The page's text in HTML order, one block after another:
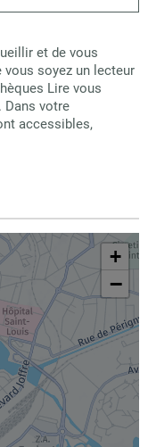
et de vous
soyez un lecteur
Lire vous
Dans votre
accessibles,
+
−